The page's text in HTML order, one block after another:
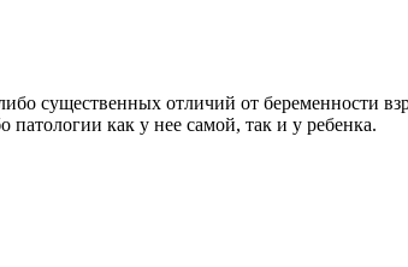
существенных отличий от
как у нее самой, так и у ребенка.